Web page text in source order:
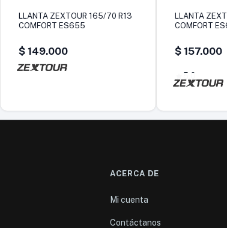
LLANTA ZEXTOUR 165/70 R13
COMFORT ES655
$ 149.000
LLANTA
COMFORT
$ 157.000
5,0
ACERCA DE
Mi cuenta
Contáctanos